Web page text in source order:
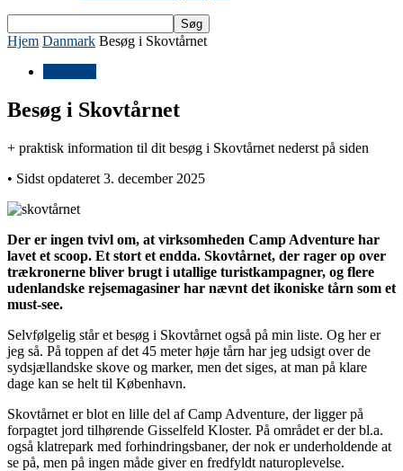
Hjem Danmark Besøg i Skovtårnet
Besøg i Skovtårnet
+ praktisk information til dit besøg i Skovtårnet nederst på siden
• Sidst opdateret 3. december 2025
Der er ingen tvivl om, at virksomheden Camp Adventure har
lavet et scoop. Et stort et endda. Skovtårnet, der rager op over
trækronerne bliver brugt i utallige turistkampagner, og flere
udenlandske rejsemagasiner har nævnt det ikoniske tårn som et
must-see.
Selvfølgelig står et besøg i Skovtårnet også på min liste. Og her er
jeg så. På toppen af det 45 meter høje tårn har jeg udsigt over de
sydsjællandske skove og marker, men det siges, at man på klare
dage kan se helt til København.
Skovtårnet er blot en lille del af Camp Adventure, der ligger på
forpagtet jord tilhørende Gisselfeld Kloster. På området er der bl.a.
også klatrepark med forhindringsbaner, der nok er underholdende at
se på, men på ingen måde giver en fredfyldt naturoplevelse.